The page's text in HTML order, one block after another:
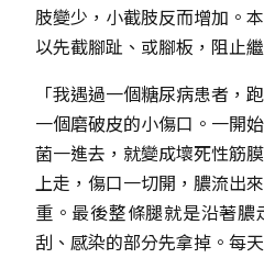
肢變少，小截肢反而增加。
以先截腳趾、或腳板，阻止繼
「我遇過一個糖尿病患者，
一個磨破皮的小傷口。一開
菌一進去，就變成壞死性筋
上走，傷口一切開，膿流出
重。最後整條腿就是沿著膿
刮、感染的部分先拿掉。每